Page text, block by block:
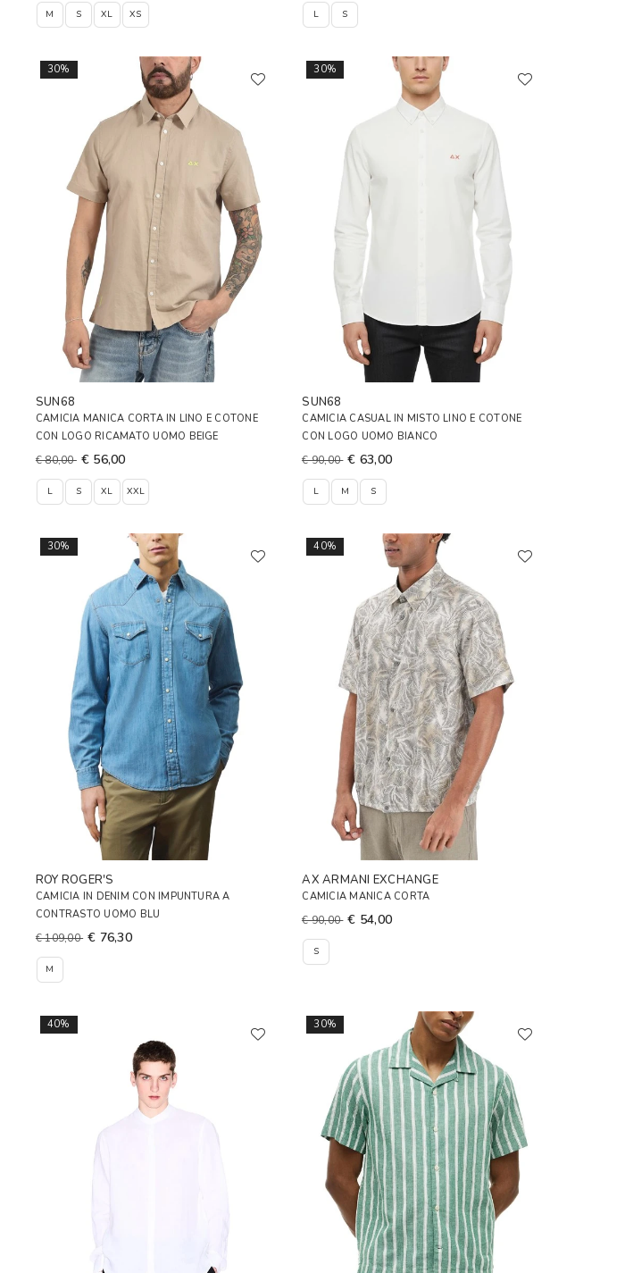
M S XL XS L S
30%
SUN68
CAMICIA MANICA CORTA IN LINO E COTONE
CON LOGO RICAMATO UOMO BEIGE
€ 80,00 € 56,00
L S XL XXL
30%
SUN68
CAMICIA CASUAL IN MISTO LINO E COTONE
CON LOGO UOMO BIANCO
€ 90,00 € 63,00
L M S
30%
ROY ROGER'S
CAMICIA IN DENIM CON IMPUNTURA A
CONTRASTO UOMO BLU
€ 109,00 € 76,30
M
40%
AX ARMANI EXCHANGE
CAMICIA MANICA CORTA
€ 90,00 € 54,00
S
40% 30%